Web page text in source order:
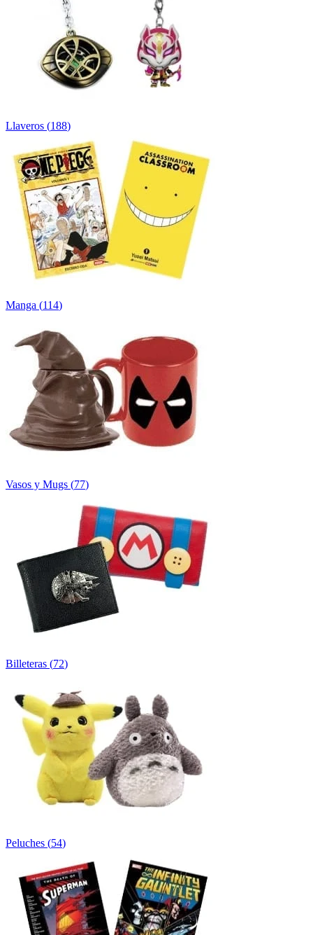
Llaveros (188)
Manga (114)
Vasos y Mugs (77)
Billeteras (72)
Peluches (54)